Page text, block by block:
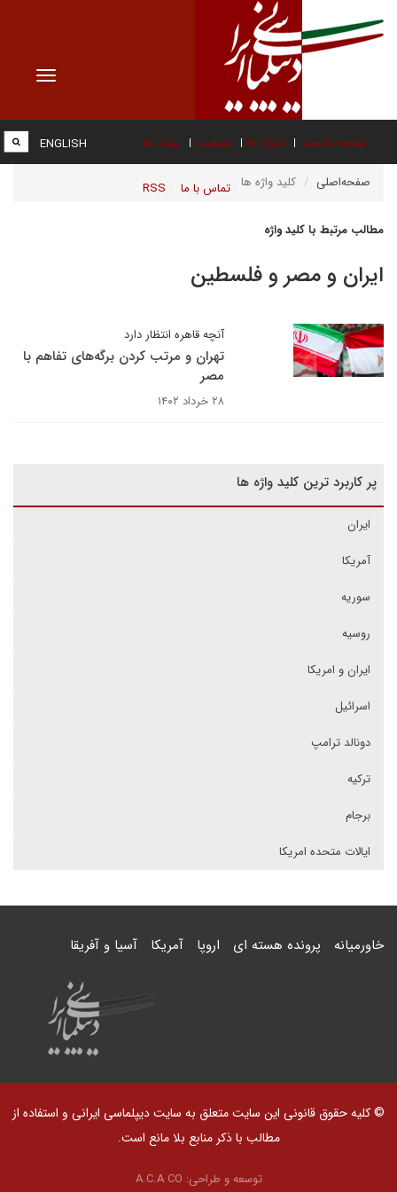
Toggle
صفحه نخست درباره ما عضویت پیوند ها
تماس با ما RSS
ENGLISH
صفحه‌اصلی کلید واژه ها
مطالب مرتبط با کلید واژه
ایران و مصر و فلسطین
آنچه قاهره انتظار دارد
تهران و مرتب کردن برگه‌های تفاهم با
مصر
۲۸ خرداد ۱۴۰۲
پر کاربرد ترین کلید واژه ها
ایران
آمریکا
سوریه
روسیه
ایران و امریکا
اسرائیل
دونالد ترامپ
ترکیه
برجام
ایالات متحده امریکا
خاورمیانه پرونده هسته ای اروپا آمریکا آسیا و آفریقا
© کلیه حقوق قانونی این سایت متعلق به سایت دیپلماسی ایرانی و استفاده از
مطالب با ذکر منابع بلا مانع است.
توسعه و طراحی: A.C.A CO